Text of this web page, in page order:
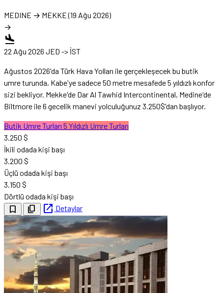
MEDINE → MEKKE (19 Ağu 2026)
→
flight_land
22 Ağu 2026 JED -> İST
Ağustos 2026'da Türk Hava Yolları ile gerçekleşecek bu butik
umre turunda, Kabe'ye sadece 50 metre mesafede 5 yıldızlı konfor
sizi bekliyor. Mekke'de Dar Al Tawhid Intercontinental, Medine'de
Biltmore ile 6 gecelik manevi yolculuğunuz 3.250$'dan başlıyor.
Butik Umre Turları 5 Yıldızlı Umre Turları
3.250 $
İkili odada kişi başı
3.200 $
Üçlü odada kişi başı
3.150 $
Dörtlü odada kişi başı
bookmark_border content_copy open_in_new Detaylar